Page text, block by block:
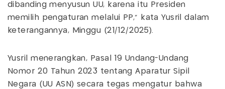
dibanding menyusun UU, karena itu Presiden
memilih pengaturan melalui PP,” kata Yusril dalam
keterangannya, Minggu (21/12/2025).
Yusril menerangkan, Pasal 19 Undang-Undang
Nomor 20 Tahun 2023 tentang Aparatur Sipil
Negara (UU ASN) secara tegas mengatur bahwa